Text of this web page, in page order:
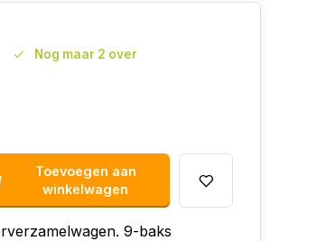
Nog maar 2 over
Toevoegen aan
winkelwagen
9-baks